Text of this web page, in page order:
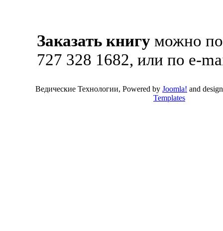
Заказать книгу можно
727 328 1682, или по e-
Ведические Технологии, Powered by Joomla! and
Templates